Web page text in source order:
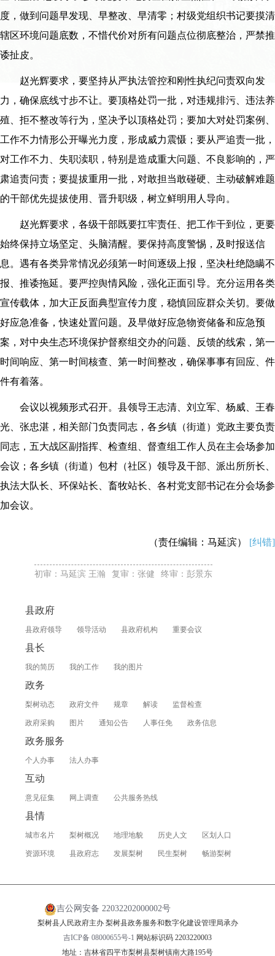
度，做到问题早发现、早整改、早清零；村级党组织书记要摸清
辖区环境问题底数，不惜代价对所有问题点位彻底整治，严禁推
诿扯皮。
赵光辉要求，要坚持从严执法管控和刚性执纪问责双向发
力，确保底线寸步不让。要顶格处罚一批，对违规排污、违法养
殖、拒不整改等行为，坚决予以顶格处罚；要加大对处罚案例、
工作不力情形公开曝光力度，形成威力震慑；要从严追责一批，
对工作不力、失职渎职，特别是造成重大问题、不良影响的，严
肃追责问责；要提拔重用一批，对敢担当敢碰硬、主动破解难题
的干部优先提拔使用、晋升职级，树立鲜明用人导向。
赵光辉要求，各级干部既要扛牢责任、把工作干到位，更要
始终保持立场坚定、头脑清醒。要保持高度警惕，及时报送信
息。遇有各类异常情况必须第一时间逐级上报，坚决杜绝隐瞒不
报、推诿拖延。要严控舆情风险，强化正面引导。充分运用各类
宣传载体，加大正反面典型宣传力度，稳慎回应群众关切。要做
好应急准备，快速处置问题。及早做好应急物资储备和应急预
案，对中央生态环境保护督察组交办的问题、反馈的线索，第一
时间响应、第一时间核查、第一时间整改，确保事事有回应、件
件有着落。
会议以视频形式召开。县领导王志清、刘立军、杨威、王春
光、张忠湛，相关部门负责同志，各乡镇（街道）党政主要负责
同志，五大战区副指挥、检查组、督查组工作人员在主会场参加
会议；各乡镇（街道）包村（社区）领导及干部、派出所所长、
执法大队长、环保站长、畜牧站长、各村党支部书记在分会场参
加会议。
（责任编辑：马延滨） [纠错]
初审：马延滨 王瀚 复审：张健 终审：彭景东
县政府
县政府领导 领导活动 县政府机构 重要会议
县长
我的简历 我的工作 我的图片
政务
梨树动态 政府文件 规章 解读 监督检查
政府采购 图片 通知公告 人事任免 政务信息
政务服务
个人办事 法人办事
互动
意见征集 网上调查 公共服务热线
县情
城市名片 梨树概况 地理地貌 历史人文 区划人口
资源环境 县政府志 发展梨树 民生梨树 畅游梨树
吉公网安备 22032202000002号
梨树县人民政府主办 梨树县政务服务和数字化建设管理局承办
吉ICP备 08000655号-1 网站标识码 2203220003
地址：吉林省四平市梨树县梨树镇南大路195号